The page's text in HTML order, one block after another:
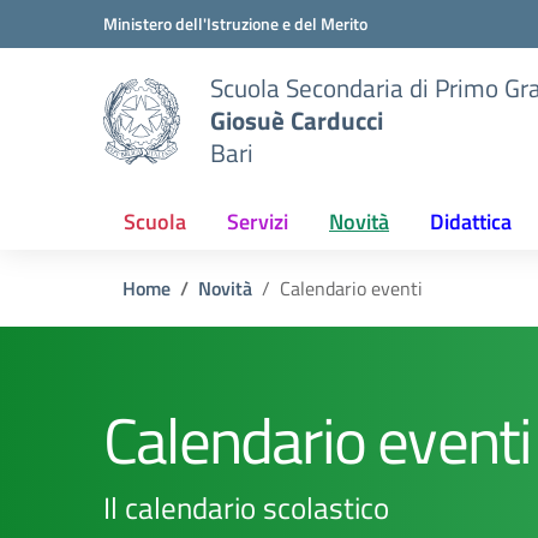
Vai ai contenuti
Vai al menu di navigazioneMinistero dell'Istruzione e del Merito
Scuola Secondaria di Primo
Giosuè Carducci
Bari
Scuola Servizi Novità Didattica
Home Novità Calendario eventi
Calendario eventi
Il calendario scolastico